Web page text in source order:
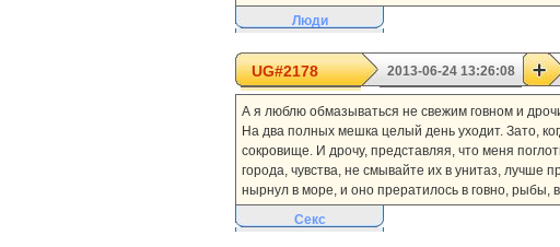
Люди
UG#2178 2013-06-24 13:26:08
А я люблю обмазываться не свежим говном и
На два полных мешка целый день уходит. Зато,
сокровище. И дрочу, представляя, что меня
города, чувства, не смывайте их в унитаз, лучше
нырнул в море, и оно прератилось в говно, рыбы,
Секс